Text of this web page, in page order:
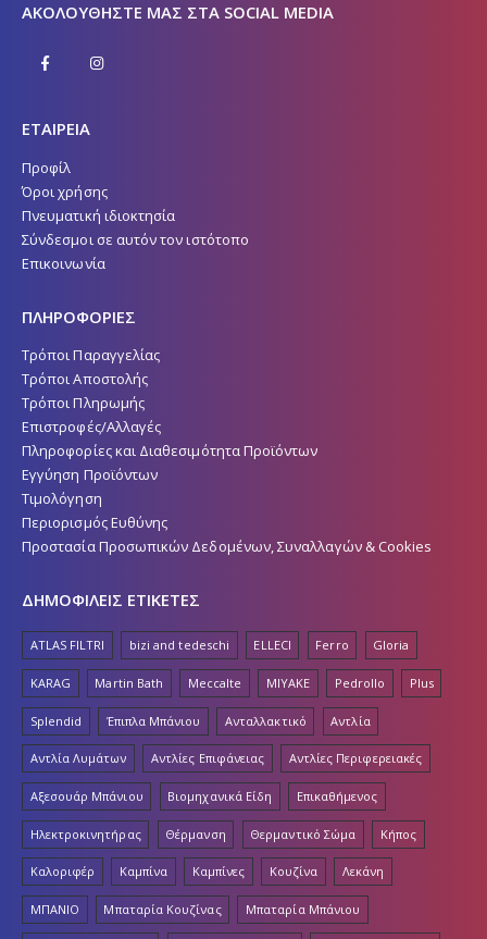
ΑΚΟΛΟΥΘΉΣΤΕ ΜΑΣ ΣΤΑ SOCIAL MEDIA
ΕΤΑΙΡΕΙΑ
Προφίλ
Όροι χρήσης
Πνευματική ιδιοκτησία
Σύνδεσμοι σε αυτόν τον ιστότοπο
Επικοινωνία
ΠΛΗΡΟΦΟΡΙΕΣ
Τρόποι Παραγγελίας
Τρόποι Αποστολής
Τρόποι Πληρωμής
Επιστροφές/Αλλαγές
Πληροφορίες και Διαθεσιμότητα Προϊόντων
Εγγύηση Προϊόντων
Τιμολόγηση
Περιορισμός Ευθύνης
Προστασία Προσωπικών Δεδομένων, Συναλλαγών & Cookies
ΔΗΜΟΦΙΛΕΙΣ ΕΤΙΚΕΤΕΣ
ATLAS FILTRI bizi and tedeschi ELLECI Ferro Gloria
KARAG Martin Bath Meccalte MIYAKE Pedrollo Plus
Splendid Έπιπλα Μπάνιου Ανταλλακτικό Αντλία
Αντλία Λυμάτων Αντλίες Επιφάνειας Αντλίες Περιφερειακές
Αξεσουάρ Μπάνιου Βιομηχανικά Είδη Επικαθήμενος
Ηλεκτροκινητήρας Θέρμανση Θερμαντικό Σώμα Κήπος
Καλοριφέρ Καμπίνα Καμπίνες Κουζίνα Λεκάνη
ΜΠΑΝΙΟ Μπαταρία Κουζίνας Μπαταρία Μπάνιου